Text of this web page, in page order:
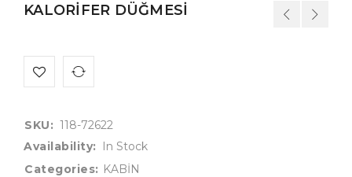
KALORİFER DÜĞMESİ
SKU: 118-72622
Availability:
In Stock
Categories: KABİN